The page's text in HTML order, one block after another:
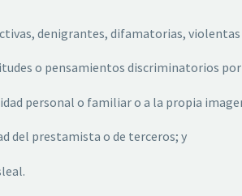
denigrantes, difamatorias,
o pensamientos discriminatorios
personal o familiar o a la propia
del prestamista o de terceros; y